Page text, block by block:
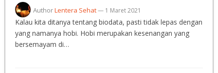
AuthorLentera Sehat— 1 Maret 2021
Kalau kita ditanya tentang biodata, pasti tidak lepas dengan
yang namanya hobi. Hobi merupakan kesenangan yang
bersemayam di…